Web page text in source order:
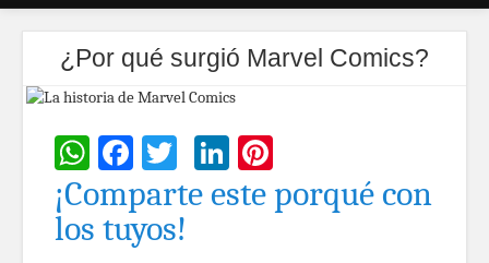
¿Por qué surgió Marvel Comics?
WhatsApp
Facebook
TwitterLinkedIn
¡Comparte este porqué con
los tuyos!